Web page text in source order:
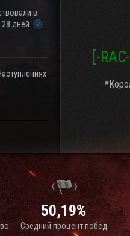
в
дней.
[-
50,19%
Средний процент побед